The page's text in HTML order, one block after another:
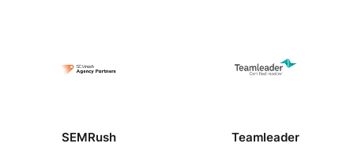
SEMRush Teamleader